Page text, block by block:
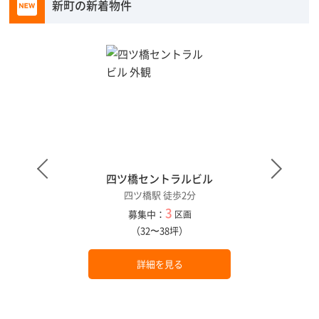
新町の新着物件
四ツ橋セントラルビル
四ツ橋駅 徒歩2分
募集中： 3 区画
（32〜38坪）
詳細を見る